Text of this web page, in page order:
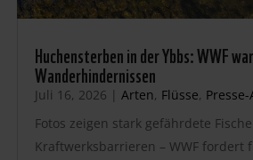
Huchensterben in der Ybbs: WWF
Wanderhindernissen
Juli 16, 2026 | Arten, Flüsse,
Fotos zeigen stark gefährdete
Kraftwerksbarrieren – WWF fordert